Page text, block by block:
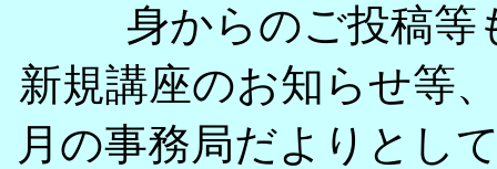
身からのご投稿等
新規講座のお知らせ等
月の事務局だよりとし